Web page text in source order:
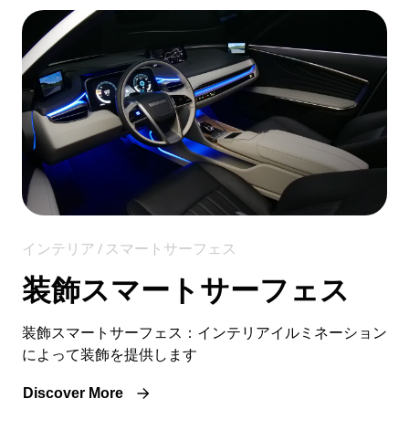
インテリア / スマートサーフェス
装飾スマートサーフェス
装飾スマートサーフェス：インテリアイルミネーション
によって装飾を提供します
Discover More